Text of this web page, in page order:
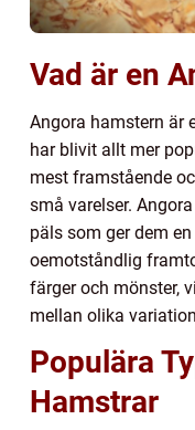
Vad är en
Angora hamstern är
har blivit allt mer
mest framstående
små varelser.
päls som ger dem
oemotståndlig
färger och mönster,
mellan olika
Populära
Hamstrar